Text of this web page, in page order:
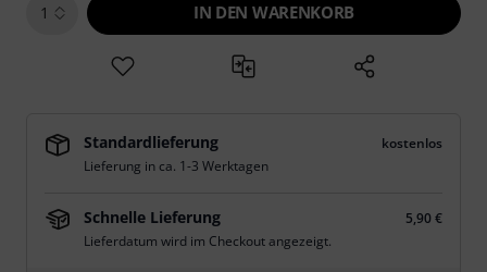
1 IN DEN WARENKORB
Standardlieferung
kostenlos
Lieferung in ca. 1-3 Werktagen
Schnelle Lieferung
5,90 €
Lieferdatum wird im Checkout angezeigt.